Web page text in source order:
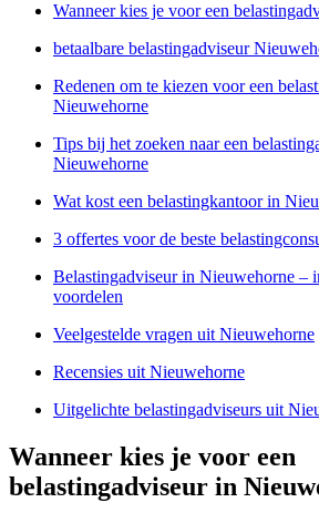
Wanneer kies je voor een
betaalbare belastingadviseur
Redenen om te kiezen voor een
Nieuwehorne
Tips bij het zoeken naar een
Nieuwehorne
Wat kost een belastingkantoor in
3 offertes voor de beste
Belastingadviseur in Nieuwehorne –
voordelen
Veelgestelde vragen uit Nieuwehorne
Recensies uit Nieuwehorne
Uitgelichte belastingadviseurs uit
Wanneer kies je voor een
belastingadviseur in